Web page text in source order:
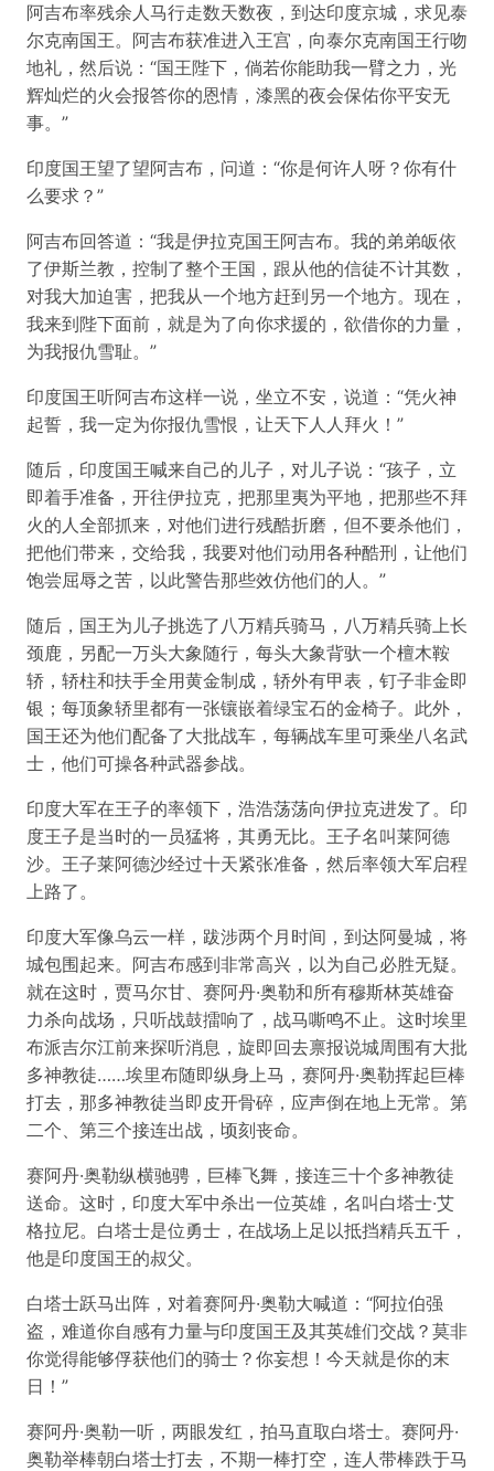
阿吉布率残余人马行走数天数夜，到达印度京城，求见泰
尔克南国王。阿吉布获准进入王宫，向泰尔克南国王行吻
地礼，然后说：“国王陛下，倘若你能助我一臂之力，光
辉灿烂的火会报答你的恩情，漆黑的夜会保佑你平安无
事。”
印度国王望了望阿吉布，问道：“你是何许人呀？你有什
么要求？”
阿吉布回答道：“我是伊拉克国王阿吉布。我的弟弟皈依
了伊斯兰教，控制了整个王国，跟从他的信徒不计其数，
对我大加迫害，把我从一个地方赶到另一个地方。现在，
我来到陛下面前，就是为了向你求援的，欲借你的力量，
为我报仇雪耻。”
印度国王听阿吉布这样一说，坐立不安，说道：“凭火神
起誓，我一定为你报仇雪恨，让天下人人拜火！”
随后，印度国王喊来自己的儿子，对儿子说：“孩子，立
即着手准备，开往伊拉克，把那里夷为平地，把那些不拜
火的人全部抓来，对他们进行残酷折磨，但不要杀他们，
把他们带来，交给我，我要对他们动用各种酷刑，让他们
饱尝屈辱之苦，以此警告那些效仿他们的人。”
随后，国王为儿子挑选了八万精兵骑马，八万精兵骑上长
颈鹿，另配一万头大象随行，每头大象背驮一个檀木鞍
轿，轿柱和扶手全用黄金制成，轿外有甲表，钉子非金即
银；每顶象轿里都有一张镶嵌着绿宝石的金椅子。此外，
国王还为他们配备了大批战车，每辆战车里可乘坐八名武
士，他们可操各种武器参战。
印度大军在王子的率领下，浩浩荡荡向伊拉克进发了。印
度王子是当时的一员猛将，其勇无比。王子名叫莱阿德
沙。王子莱阿德沙经过十天紧张准备，然后率领大军启程
上路了。
印度大军像乌云一样，跋涉两个月时间，到达阿曼城，将
城包围起来。阿吉布感到非常高兴，以为自己必胜无疑。
就在这时，贾马尔甘、赛阿丹·奥勒和所有穆斯林英雄奋
力杀向战场，只听战鼓擂响了，战马嘶鸣不止。这时埃里
布派吉尔江前来探听消息，旋即回去禀报说城周围有大批
多神教徒……埃里布随即纵身上马，赛阿丹·奥勒挥起巨棒
打去，那多神教徒当即皮开骨碎，应声倒在地上无常。第
二个、第三个接连出战，顷刻丧命。
赛阿丹·奥勒纵横驰骋，巨棒飞舞，接连三十个多神教徒
送命。这时，印度大军中杀出一位英雄，名叫白塔士·艾
格拉尼。白塔士是位勇士，在战场上足以抵挡精兵五千，
他是印度国王的叔父。
白塔士跃马出阵，对着赛阿丹·奥勒大喊道：“阿拉伯强
盗，难道你自感有力量与印度国王及其英雄们交战？莫非
你觉得能够俘获他们的骑士？你妄想！今天就是你的末
日！”
赛阿丹·奥勒一听，两眼发红，拍马直取白塔士。赛阿丹·
奥勒举棒朝白塔士打去，不期一棒打空，连人带棒跌于马